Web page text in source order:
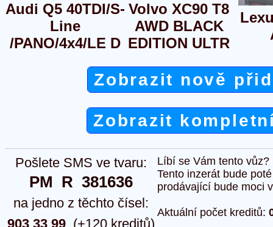
Audi Q5 40TDI/S-
Line
/PANO/4x4/LE D
Volvo XC90 T8
AWD BLACK
EDITION ULTR
Zobrazit nově
Zobrazit
Pošlete SMS ve tvaru:
PM  R  381636
na jedno z těchto čísel:
903 33 99 (+120 kreditů)
Líbí se Vám tento
Tento inzerát bude
prodávající bude moci
Aktuální počet kreditů: